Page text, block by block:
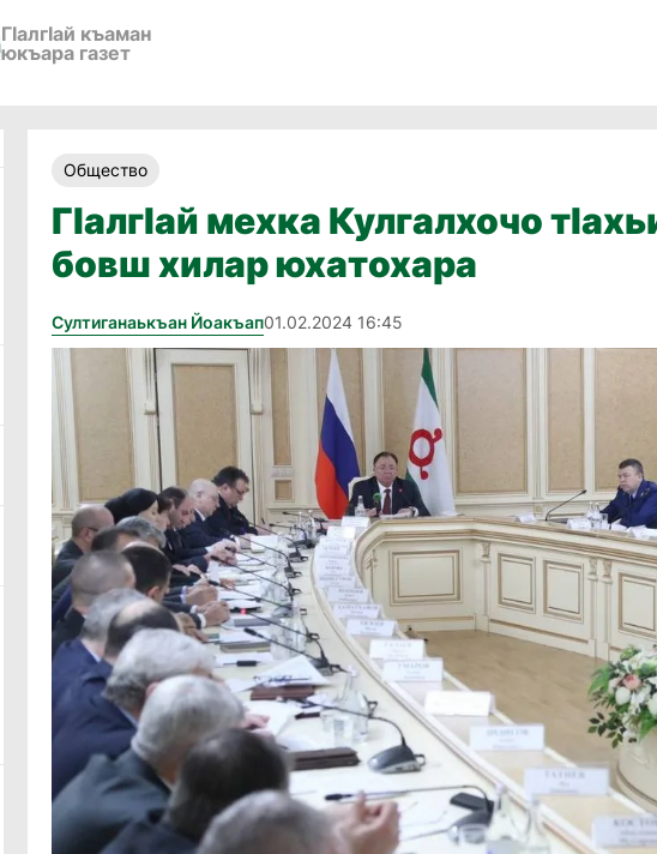
ГӀалгӀай къаман
юкъара газет
Общество
ГӀалгӀай мехка Кулгалхочо
бовш хилар юхатохара
Султиганаькъан Йоакъап01.02.2024 16:45